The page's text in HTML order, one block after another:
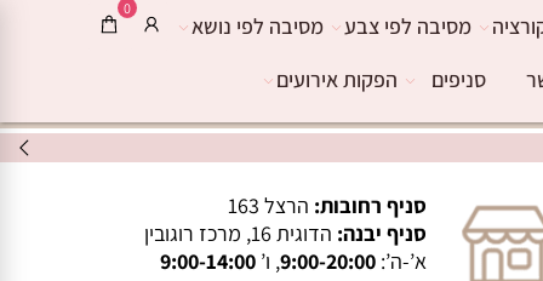
סניף רחובות: הרצל 163
סניף יבנה: הדוגית 16, מרכז רוגובין
א’-ה’: 9:00-20:00, ו’ 9:00-14:00
0
מסיבה לפי צבע
מסיבה לפי נושא
סניפים הפקות אירועים